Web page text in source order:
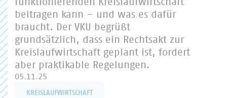
funktionierenden Kreislaufwirtschaft
beitragen kann – und was es dafür
braucht. Der VKU begrüßt
grundsätzlich, dass ein Rechtsakt zur
Kreislaufwirtschaft geplant ist, fordert
aber praktikable Regelungen.
05.11.25
KREISLAUFWIRTSCHAFT